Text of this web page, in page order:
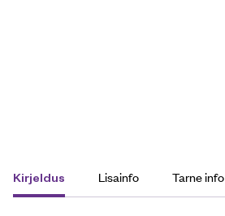
Kirjeldus Lisainfo Tarne info